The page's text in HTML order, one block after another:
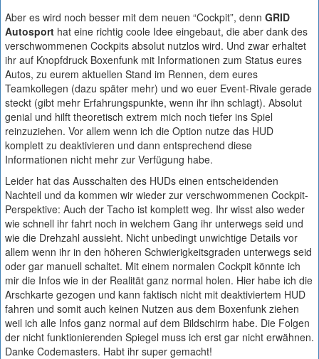
Aber es wird noch besser mit dem neuen “Cockpit”, denn GRID
Autosport hat eine richtig coole Idee eingebaut, die aber dank des
verschwommenen Cockpits absolut nutzlos wird. Und zwar erhaltet
ihr auf Knopfdruck Boxenfunk mit Informationen zum Status eures
Autos, zu eurem aktuellen Stand im Rennen, dem eures
Teamkollegen (dazu später mehr) und wo euer Event-Rivale gerade
steckt (gibt mehr Erfahrungspunkte, wenn ihr ihn schlagt). Absolut
genial und hilft theoretisch extrem mich noch tiefer ins Spiel
reinzuziehen. Vor allem wenn ich die Option nutze das HUD
komplett zu deaktivieren und dann entsprechend diese
Informationen nicht mehr zur Verfügung habe.
Leider hat das Ausschalten des HUDs einen entscheidenden
Nachteil und da kommen wir wieder zur verschwommenen Cockpit-
Perspektive: Auch der Tacho ist komplett weg. Ihr wisst also weder
wie schnell ihr fahrt noch in welchem Gang ihr unterwegs seid und
wie die Drehzahl aussieht. Nicht unbedingt unwichtige Details vor
allem wenn ihr in den höheren Schwierigkeitsgraden unterwegs seid
oder gar manuell schaltet. Mit einem normalen Cockpit könnte ich
mir die Infos wie in der Realität ganz normal holen. Hier habe ich die
Arschkarte gezogen und kann faktisch nicht mit deaktiviertem HUD
fahren und somit auch keinen Nutzen aus dem Boxenfunk ziehen
weil ich alle Infos ganz normal auf dem Bildschirm habe. Die Folgen
der nicht funktionierenden Spiegel muss ich erst gar nicht erwähnen.
Danke Codemasters. Habt ihr super gemacht!